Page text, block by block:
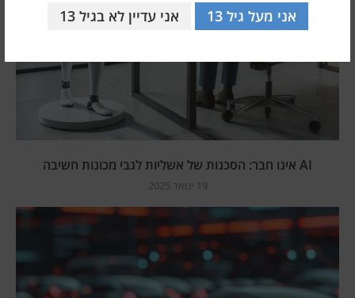
אני מעל גיל 13 אני עדיין לא בגיל 13
AI אינו חבר: הסכנות של אשליות לגבי מכונות חשיבה
19 ינואר 2025